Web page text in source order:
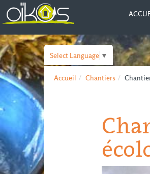
Select Language ▼
Accueil Chantiers